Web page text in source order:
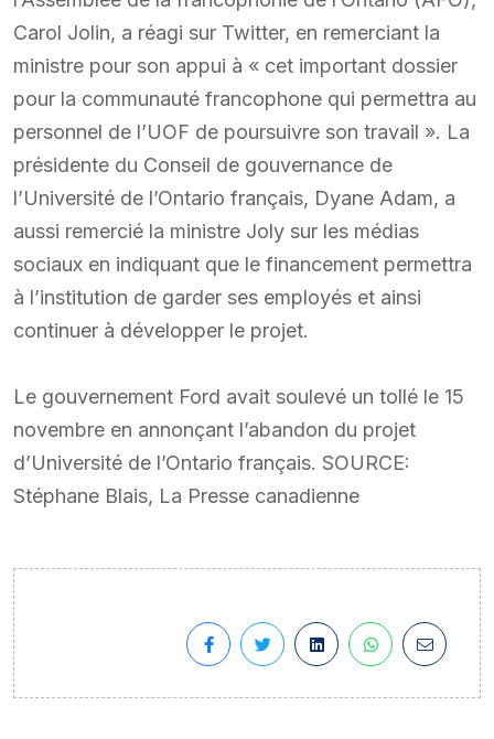
Carol Jolin, a réagi sur Twitter, en remerciant la
ministre pour son appui à « cet important dossier
pour la communauté francophone qui permettra au
personnel de l’UOF de poursuivre son travail ». La
présidente du Conseil de gouvernance de
l’Université de l’Ontario français, Dyane Adam, a
aussi remercié la ministre Joly sur les médias
sociaux en indiquant que le financement permettra
à l’institution de garder ses employés et ainsi
continuer à développer le projet.
Le gouvernement Ford avait soulevé un tollé le 15
novembre en annonçant l’abandon du projet
d’Université de l’Ontario français. SOURCE:
Stéphane Blais, La Presse canadienne